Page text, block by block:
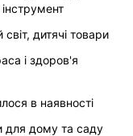
інструмент
світ, дитячі товари
і здоров'я
в наявності
для дому та саду